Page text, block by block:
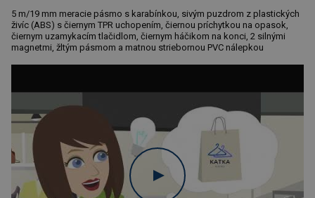
5 m/19 mm meracie pásmo s karabínkou, sivým puzdrom z plastických
živíc (ABS) s čiernym TPR uchopením, čiernou príchytkou na opasok,
čiernym uzamykacím tlačidlom, čiernym háčikom na konci, 2 silnými
magnetmi, žltým pásmom a matnou striebornou PVC nálepkou